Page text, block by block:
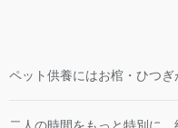
ペット供養にはお棺・ひつぎ